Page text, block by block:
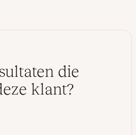
die
klant?